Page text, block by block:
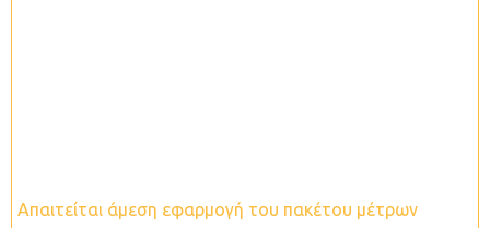
Απαιτείται άμεση εφαρμογή του πακέτου μέτρων